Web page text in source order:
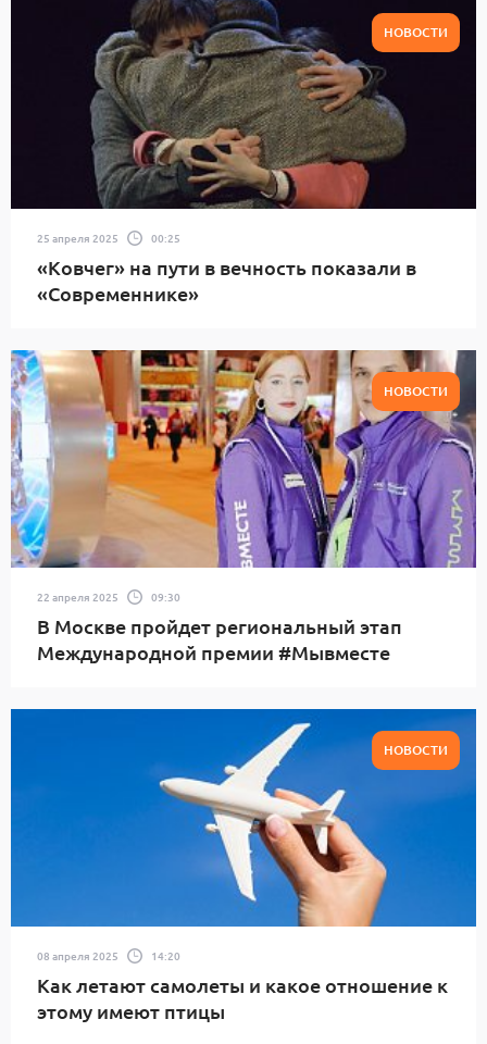
НОВОСТИ
25 апреля 2025 00:25
«Ковчег» на пути в вечность показали в
«Современнике»
НОВОСТИ
22 апреля 2025 09:30
В Москве пройдет региональный этап
Международной премии #Мывместе
НОВОСТИ
08 апреля 2025 14:20
Как летают самолеты и какое отношение к
этому имеют птицы